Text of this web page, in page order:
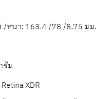
/หนา: 163.4 /78 /8.75 มม.
รัม
XDR